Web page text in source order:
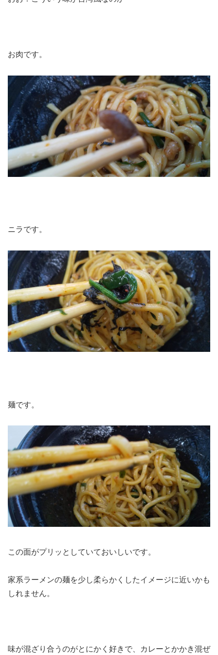
お肉です。
ニラです。
麺です。
この面がプリッとしていておいしいです。
家系ラーメンの麺を少し柔らかくしたイメージに近いかも
しれません。
味が混ざり合うのがとにかく好きで、カレーとかかき混ぜ